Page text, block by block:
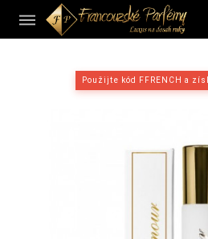
Použijte kód FFRENCH a